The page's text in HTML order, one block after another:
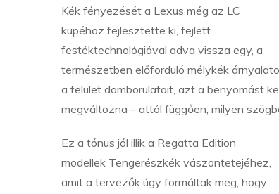
Kék fényezését a Lexus még az LC
kupéhoz fejlesztette ki, fejlett
festéktechnológiával adva vissza egy, a
természetben előforduló mélykék
a felület domborulatait, azt a benyomást
megváltozna – attól függően, milyen
Ez a tónus jól illik a Regatta Edition
modellek Tengerészkék vászontetejéhez,
amit a tervezők úgy formáltak meg, hogy